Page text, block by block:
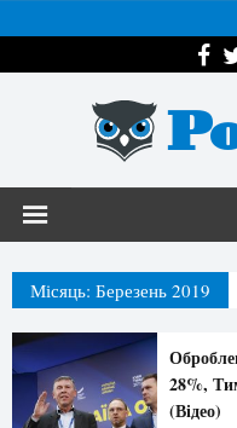
Місяць: Березень 2019
28%,
(Відео)